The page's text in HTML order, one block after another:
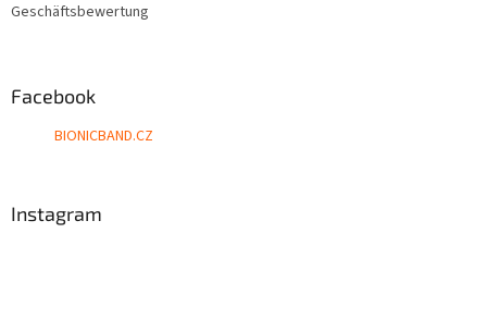
Geschäftsbewertung
Facebook
BIONICBAND.CZ
Instagram